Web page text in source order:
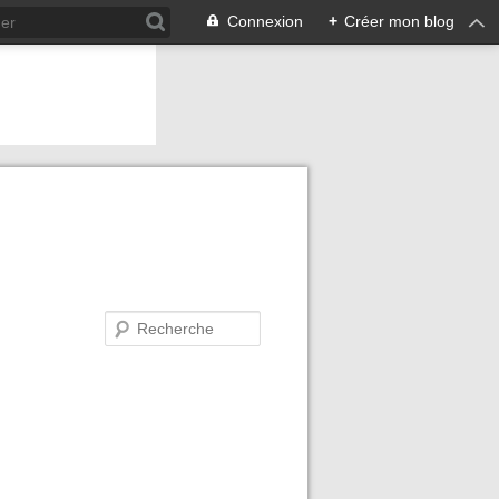
Connexion + Créer mon blog